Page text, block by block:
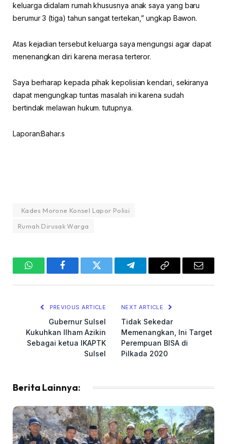
keluarga didalam rumah khususnya anak saya yang baru
berumur 3 (tiga) tahun sangat tertekan,” ungkap Bawon.
Atas kejadian tersebut keluarga saya mengungsi agar dapat
menenangkan diri karena merasa terteror.
Saya berharap kepada pihak kepolisian kendari, sekiranya
dapat mengungkap tuntas masalah ini karena sudah
bertindak melawan hukum. tutupnya.
Laporan:Bahar.s
Kades Morone Konsel Lapor Polisi
Rumah Dirusak Warga
WhatsAppFacebookTwitter TelegramCopy
Email
PREVIOUS ARTICLE
Gubernur Sulsel
Kukuhkan Ilham Azikin
Sebagai ketua IKAPTK
Sulsel
NEXT ARTICLE
Tidak Sekedar
Memenangkan, Ini Target
Perempuan BISA di
Pilkada 2020
Berita Lainnya: